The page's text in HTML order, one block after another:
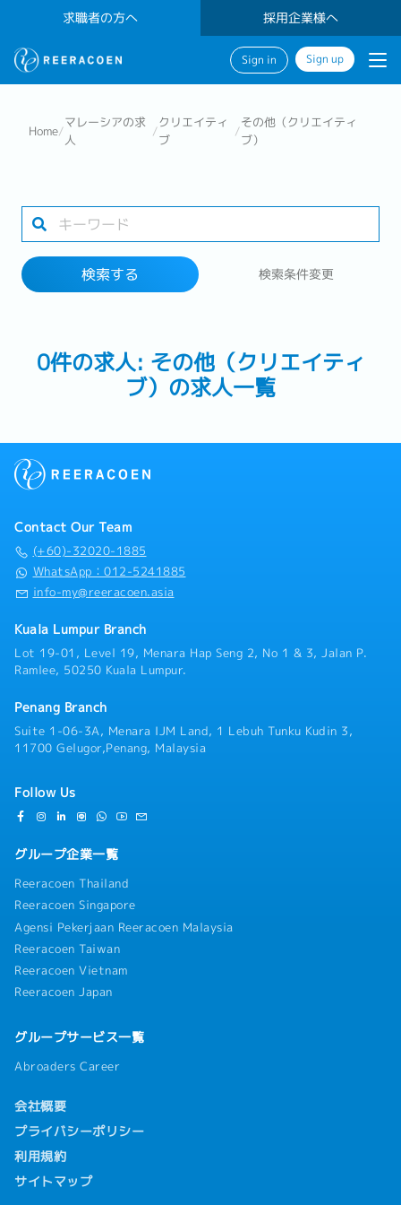
求職者の方へ 採用企業様へ
Sign in Sign up
勤務地
Home/
マレーシアの求
人
/
クリエイティ
ブ
/
その他（クリエイティ
ブ）
検索する 検索条件変更
0件の求人: その他（クリエイティ
ブ）の求人一覧
Contact Our Team
(+60)-32020-1885
WhatsApp：012-5241885
info-my@reeracoen.asia
Kuala Lumpur Branch
Lot 19-01, Level 19, Menara Hap Seng 2, No 1 & 3, Jalan P.
Ramlee, 50250 Kuala Lumpur.
Penang Branch
Suite 1-06-3A, Menara IJM Land, 1 Lebuh Tunku Kudin 3,
11700 Gelugor,Penang, Malaysia
Follow Us
グループ企業一覧
Reeracoen Thailand
Reeracoen Singapore
Agensi Pekerjaan Reeracoen Malaysia
Reeracoen Taiwan
Reeracoen Vietnam
Reeracoen Japan
グループサービス一覧
Abroaders Career
会社概要
プライバシーポリシー
利用規約
サイトマップ